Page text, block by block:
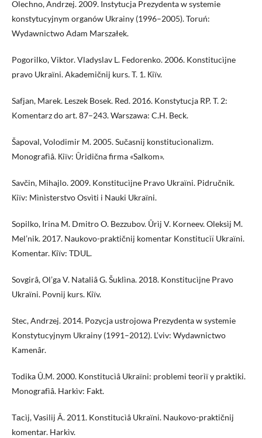
Olechno, Andrzej. 2009. Instytucja Prezydenta w systemie
konstytucyjnym organów Ukrainy (1996–2005). Toruń:
Wydawnictwo Adam Marszałek.
Pogorilko, Viktor. Vladyslav L. Fedorenko. 2006. Konstitucìjne
pravo Ukraїni. Akademičnij kurs. T. 1. Кiїv.
Safjan, Marek. Leszek Bosek. Red. 2016. Konstytucja RP. T. 2:
Komentarz do art. 87–243. Warszawa: C.H. Beck.
Šapoval, Volodimir M. 2005. Sučasnij konstitucìonalìzm.
Monografìâ. Кiїv: Ûridična firma «Salkom».
Savčin, Mihajlo. 2009. Konstitucìjne Pravo Ukraїni. Pidručnik.
Кiїv: Mìnìsterstvo Osvìti i Nauki Ukraїni.
Sopilko, Irina M. Dmitro O. Bezzubov. Ûrìj V. Korneev. Oleksìj M.
Mel’nik. 2017. Naukovo-praktičnij komentar Konstitucìï Ukraїni.
Komentar. Кiїv: TDUL.
Sovgirâ, Ol’ga V. Nataliâ G. Šuklìna. 2018. Konstitucìjne Pravo
Ukraїni. Povnij kurs. Кiїv.
Stec, Andrzej. 2014. Pozycja ustrojowa Prezydenta w systemie
Konstytucyjnym Ukrainy (1991–2012). L’viv: Wydawnictwo
Kamenâr.
Todika Û.M. 2000. Konstitucìâ Ukraїni: problemi teorìї y praktiki.
Monografìâ. Harkìv: Fakt.
Tаcìj, Vasilij Â. 2011. Konstitucìâ Ukraїni. Naukovo-praktičnij
komentar. Harkìv.